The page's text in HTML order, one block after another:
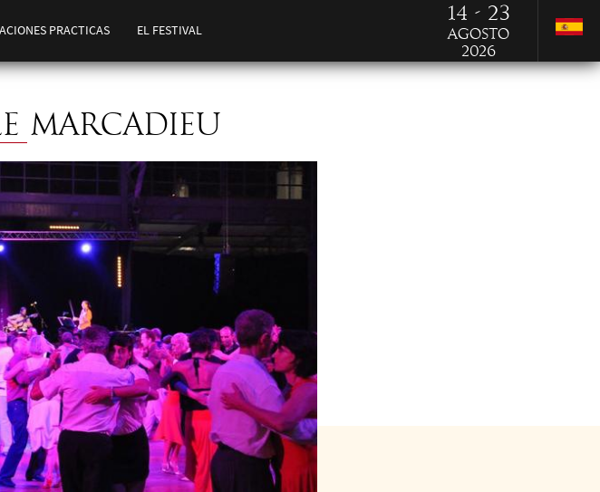
PRACTICAS EL FESTIVAL
14 - 23
Agosto
2026
MARCADIEU